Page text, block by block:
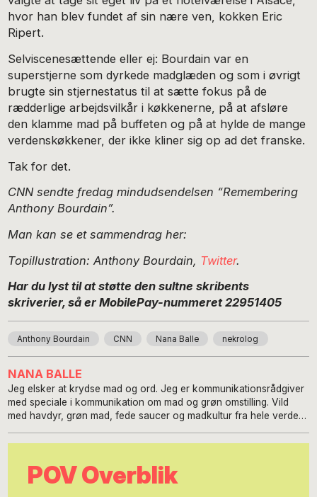
hvor han blev fundet af sin nære ven, kokken Eric
Ripert.
Selviscenesættende eller ej: Bourdain var en
superstjerne som dyrkede madglæden og som i øvrigt
brugte sin stjernestatus til at sætte fokus på de
rædderlige arbejdsvilkår i køkkenerne, på at afsløre
den klamme mad på buffeten og på at hylde de mange
verdenskøkkener, der ikke kliner sig op ad det franske.
Tak for det.
CNN sendte fredag mindudsendelsen “Remembering
Anthony Bourdain”.
Man kan se et sammendrag her:
Topillustration: Anthony Bourdain, Twitter.
Har du lyst til at støtte den sultne skribents
skriverier, så er MobilePay-nummeret 22951405
Anthony Bourdain CNN Nana Balle nekrolog
NANA BALLE
Jeg elsker at krydse mad og ord. Jeg er kommunikationsrådgiver
med speciale i kommunikation om mad og grøn omstilling. Vild
med havdyr, grøn mad, fede saucer og madkultur fra hele verden.
kvindeforskning, journalist og Executive Master i Corporate
med hang til emulgerede saucer, og med dyb viden om alskens
verdenskøkkener, løjerlige råvarer og de mange aspekter i
POV Overblik